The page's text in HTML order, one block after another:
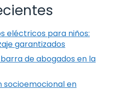
eléctricos para niños:
garantizados
de abogados en la
socioemocional en